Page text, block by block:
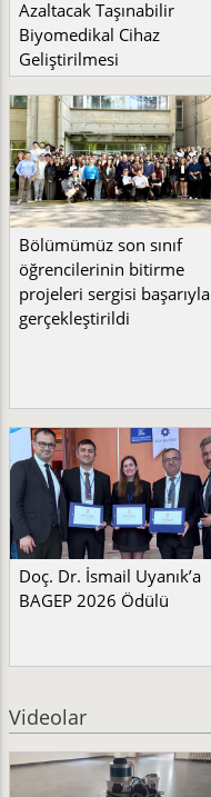
Azaltacak Taşınabilir
Biyomedikal Cihaz
Geliştirilmesi
Bölümümüz son sınıf
öğrencilerinin bitirme
projeleri sergisi başarıyla
gerçekleştirildi
Doç. Dr. İsmail Uyanık’a
BAGEP 2026 Ödülü
Videolar